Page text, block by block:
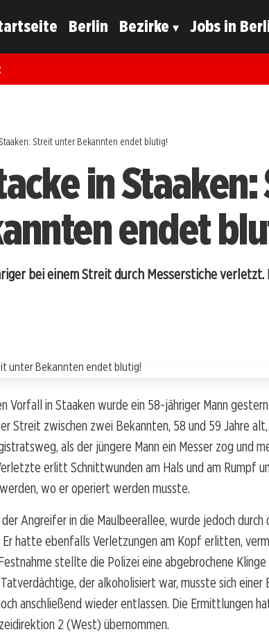
Berlin Bezirke Jobs in
Streit unter Bekannten endet blutig!
in
endet
bei einem Streit durch Messerstiche
Vorfall in Staaken wurde ein 58-jähriger Mann
Streit zwischen zwei Bekannten, 58 und 59 Jahre
als der jüngere Mann ein Messer zog und
erlitt Schnittwunden am Hals und am Rumpf
wo er operiert werden musste.
Angreifer in die Maulbeerallee, wurde jedoch durch
hatte ebenfalls Verletzungen am Kopf erlitten,
stellte die Polizei eine abgebrochene Klinge
der alkoholisiert war, musste sich
anschließend wieder entlassen. Die Ermittlungen
2 (West) übernommen.